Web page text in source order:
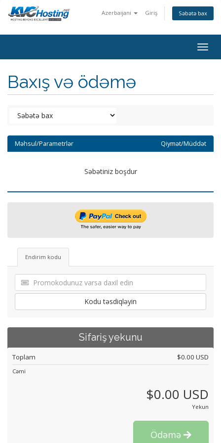
Azerbaijani Giriş Səbətə bax
Baxış və ödəmə
Məhsul/Parametrlər Qiymət/Müddət
Səbətiniz boşdur
Endirim kodu
Kodu təsdiqləyin
Sifariş yekunu
Toplam $0.00 USD
Cəmi
$0.00 USD
Yekun
Ödəmə